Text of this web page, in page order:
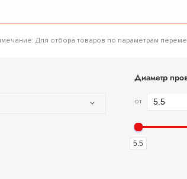
Для отбора товаров по параметрам
Диаметр
от
5.5